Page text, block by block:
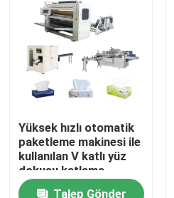
Ürün
Bizim Hakkımızda
Yüksek hızlı otomatik
paketleme makinesi ile
kullanılan V katlı yüz
dokusu katlama
makinesi
Talep Gönder